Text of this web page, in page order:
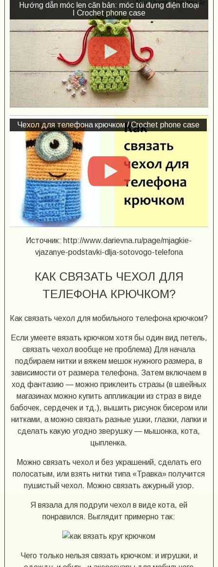
Hướng dẫn móc len căn bản: móc túi đựng điện thoại
I Crochet phone case
Чехол для телефона крючком / Crochet phone case
Источник: http://www.darievna.ru/page/mjagkie-
vjazanye-podstavki-dlja-sotovogo-telefona
КАК СВЯЗАТЬ ЧЕХОЛ ДЛЯ
ТЕЛЕФОНА КРЮЧКОМ?
Как связать чехол для мобильного телефона крючком?
Если умеете вязать крючком хотя бы один вид петель,
связать чехол вообще не проблема) Для начала
подбираем нитки и вяжем мешок нужного размера, в
зависимости от размера телефона. Затем включаем в
ход фантазию — можно приклеить стразы (в швейных
магазинах можно купить аппликации из страз в виде
бабочек, сердечек и тд.), вышить рисунок бисером или
нитками, а можно связать разные ушки, глазки, лапки и
сделать какую угодно зверушку — мышонка, кота,
цыпленка.
Можно связать чехол и без украшений, сделать его
полосатым, или взять нитки типа «Травка» получится
пушистый чехол. Можно связать ажурный узор.
Я вязала для подруги чехол в виде кота, ей
понравился. Выглядит примерно так:
Чего только нельзя связать крючком: и игрушки, и